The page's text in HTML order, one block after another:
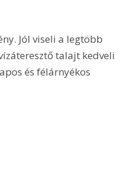
Jól viseli a legtöbb
talajt kedveli
és félárnyékos